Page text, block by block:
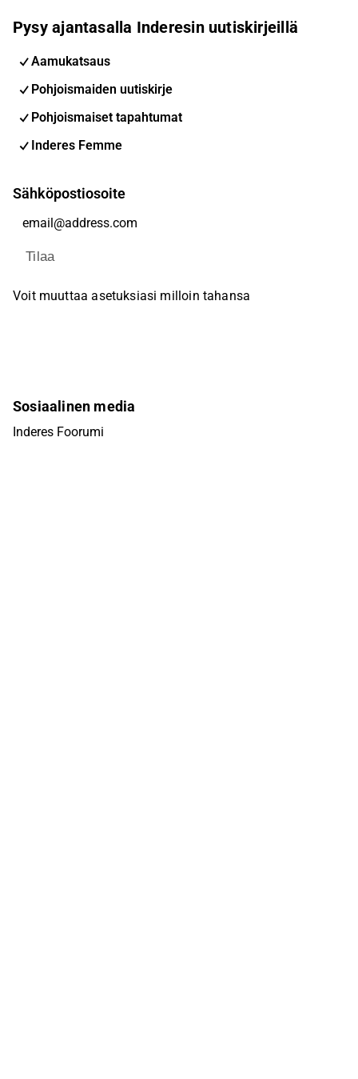
Pysy ajantasalla Inderesin uutiskirjeillä
Aamukatsaus
Pohjoismaiden uutiskirje
Pohjoismaiset tapahtumat
Inderes Femme
Sähköpostiosoite
Tilaa
Voit muuttaa asetuksiasi milloin tahansa
Sosiaalinen media
Inderes Foorumi